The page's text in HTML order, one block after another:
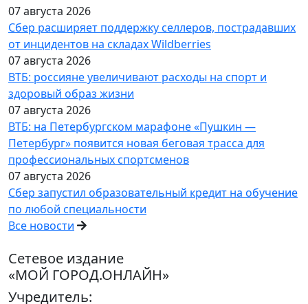
07 августа 2026
Сбер расширяет поддержку селлеров, пострадавших
от инцидентов на складах Wildberries
07 августа 2026
ВТБ: россияне увеличивают расходы на спорт и
здоровый образ жизни
07 августа 2026
ВТБ: на Петербургском марафоне «Пушкин —
Петербург» появится новая беговая трасса для
профессиональных спортсменов
07 августа 2026
Сбер запустил образовательный кредит на обучение
по любой специальности
Все новости
Сетевое издание
«МОЙ ГОРОД.ОНЛАЙН»
Учредитель: